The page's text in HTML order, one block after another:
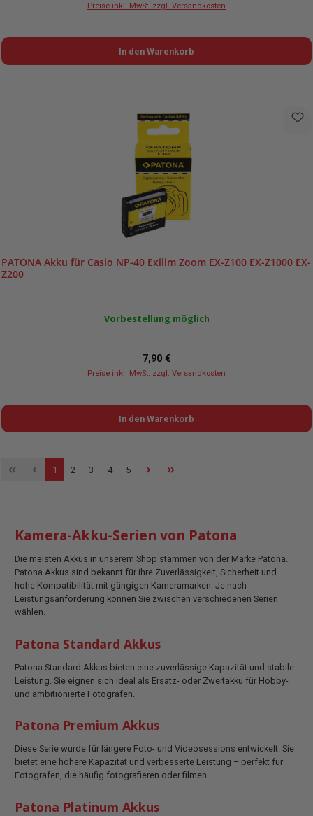
Preise inkl. MwSt. zzgl. Versandkosten
In den Warenkorb
PATONA Akku für Casio NP-40 Exilim Zoom EX-Z100 EX-Z1000 EX-
Z200
Vorbestellung möglich
Regulärer Preis:
7,90 €
Preise inkl. MwSt. zzgl. Versandkosten
In den Warenkorb
Seite
1 Seite
2 Seite
3 Seite
4 Seite
5
Kamera-Akku-Serien von Patona
Die meisten Akkus in unserem Shop stammen von der Marke Patona.
Patona Akkus sind bekannt für ihre Zuverlässigkeit, Sicherheit und
hohe Kompatibilität mit gängigen Kameramarken. Je nach
Leistungsanforderung können Sie zwischen verschiedenen Serien
wählen.
Patona Standard Akkus
Patona Standard Akkus bieten eine zuverlässige Kapazität und stabile
Leistung. Sie eignen sich ideal als Ersatz- oder Zweitakku für Hobby-
und ambitionierte Fotografen.
Patona Premium Akkus
Diese Serie wurde für längere Foto- und Videosessions entwickelt. Sie
bietet eine höhere Kapazität und verbesserte Leistung – perfekt für
Fotografen, die häufig fotografieren oder filmen.
Patona Platinum Akkus